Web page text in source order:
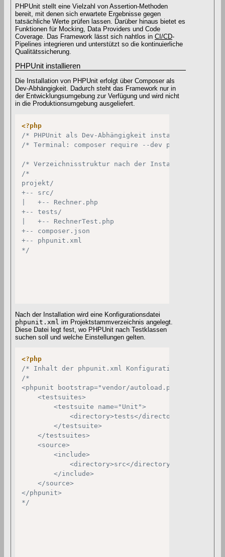
PHPUnit stellt eine Vielzahl von Assertion-Methoden
bereit, mit denen sich erwartete Ergebnisse gegen
tatsächliche Werte prüfen lassen. Darüber hinaus bietet es
Funktionen für Mocking, Data Providers und Code
Coverage. Das Framework lässt sich nahtlos in CI/CD-
Pipelines integrieren und unterstützt so die kontinuierliche
Qualitätssicherung.
PHPUnit installieren
Die Installation von PHPUnit erfolgt über Composer als
Dev-Abhängigkeit. Dadurch steht das Framework nur in
der Entwicklungsumgebung zur Verfügung und wird nicht
in die Produktionsumgebung ausgeliefert.
<?php
/* PHPUnit als Dev-Abhängigkeit installieren */
/* Terminal: composer require --dev phpunit/
/* Verzeichnisstruktur nach der Installation */
/*
projekt/
+-- src/
|   +-- Rechner.php
+-- tests/
|   +-- RechnerTest.php
+-- composer.json
+-- phpunit.xml
*/
Nach der Installation wird eine Konfigurationsdatei
phpunit.xml im Projektstammverzeichnis angelegt.
Diese Datei legt fest, wo PHPUnit nach Testklassen
suchen soll und welche Einstellungen gelten.
<?php
/* Inhalt der phpunit.xml Konfigurationsdatei */
/*
<phpunit bootstrap="vendor/autoload.php">
    <testsuites>
        <testsuite name="Unit">
            <directory>tests</directory>
        </testsuite>
    </testsuites>
    <source>
        <include>
            <directory>src</directory>
        </include>
    </source>
</phpunit>
*/